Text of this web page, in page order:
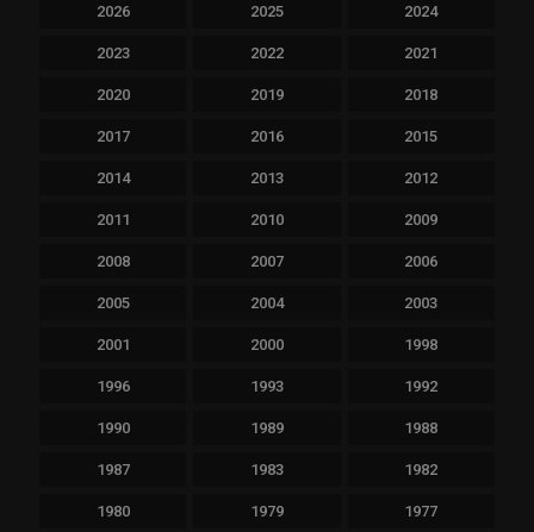
2026 2025 2024
2023 2022 2021
2020 2019 2018
2017 2016 2015
2014 2013 2012
2011 2010 2009
2008 2007 2006
2005 2004 2003
2001 2000 1998
1996 1993 1992
1990 1989 1988
1987 1983 1982
1980 1979 1977